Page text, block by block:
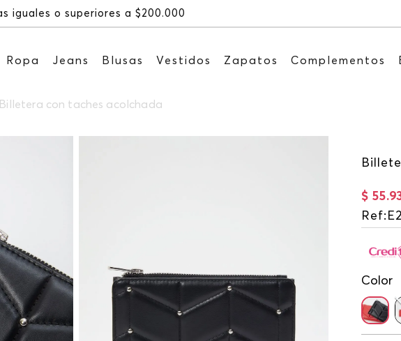
Ropa Jeans Blusas Vestidos Zapatos Complementos
Billetera con taches acolchada
$ 55.
Ref:
Color